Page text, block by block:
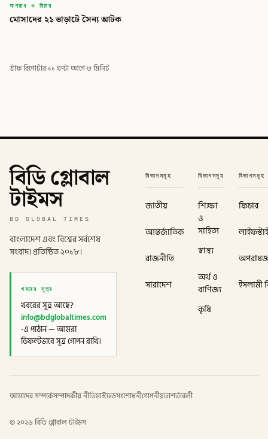
অপরাধ ও বিচার
মোসাদের ২১ ভাড়াটে সৈন্য আটক
স্টাফ রিপোর্টার·১১ ঘণ্টা আগে·৩ মিনিট
বিডি গ্লোবাল
টাইমস
BD GLOBAL TIMES
বাংলাদেশ এবং বিশ্বের সর্বশেষ
সংবাদ। প্রতিষ্ঠিত ২০১৮।
খবরের সূত্র
খবরের সূত্র আছে?
info@bdglobaltimes.com
-এ পাঠান — আমরা
ডিফল্টভাবে সূত্র গোপন রাখি।
বিভাগসমূহ
জাতীয়
আন্তর্জাতিক
রাজনীতি
সারাদেশ
বিভাগসমূহ
শিক্ষা
ও
সাহিত্য
স্বাস্থ্য
অর্থ ও
বাণিজ্য
কৃষি
বিভাগসমূহ
ফিচার
ইসলামী
আমাদের সম্পর্কেসম্পাদকীয় নীতিমাস্টহেডসংশোধনীগোপনীয়তাশর্তাবলী
©২০২৬ বিডি গ্লোবাল টাইমস